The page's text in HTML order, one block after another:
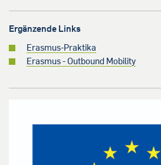
Ergänzende Links
Erasmus-Praktika
Erasmus - Outbound Mobility